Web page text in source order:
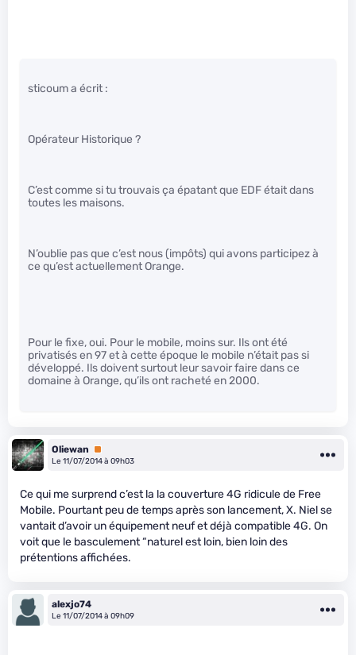
sticoum a écrit :
Opérateur Historique ?
C’est comme si tu trouvais ça épatant que EDF était dans
toutes les maisons.
N’oublie pas que c’est nous (impôts) qui avons participez à
ce qu’est actuellement Orange.
Pour le fixe, oui. Pour le mobile, moins sur. Ils ont été
privatisés en 97 et à cette époque le mobile n’était pas si
développé. Ils doivent surtout leur savoir faire dans ce
domaine à Orange, qu’ils ont racheté en 2000.
Oliewan
Premium
Le 11/07/2014 à 09h03
Ce qui me surprend c’est la la couverture 4G ridicule de Free
Mobile. Pourtant peu de temps après son lancement, X. Niel se
vantait d’avoir un équipement neuf et déjà compatible 4G. On
voit que le basculement “naturel est loin, bien loin des
prétentions affichées.
alexjo74
Le 11/07/2014 à 09h09